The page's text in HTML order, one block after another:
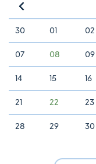
«
30 01 02
07 08 09
14 15 16
21 22 23
28 29 30